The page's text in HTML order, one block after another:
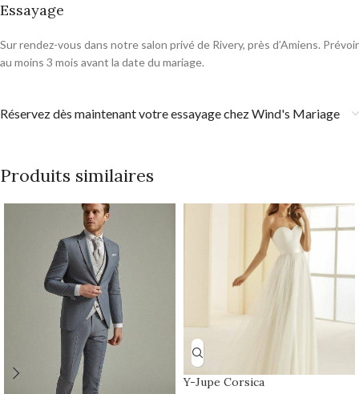
Essayage
Sur rendez-vous dans notre salon privé de Rivery, près d’Amiens. Prévoir
au moins 3 mois avant la date du mariage.
Réservez dès maintenant votre essayage chez Wind's Mariage
Produits similaires
Y-Jupe Corsica